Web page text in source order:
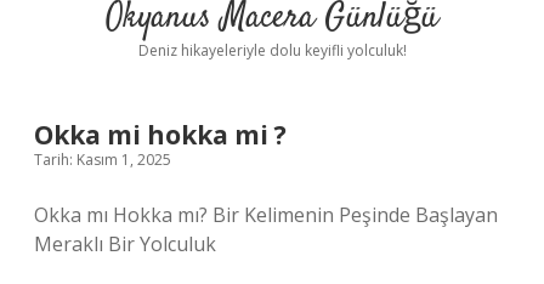
Yasal Uyarı
Okyanus Macera Günlüğü
Deniz hikayeleriyle dolu keyifli yolculuk!
Okka mi hokka mi ?
Tarih: Kasım 1, 2025
Okka mı Hokka mı? Bir Kelimenin Peşinde Başlayan
Meraklı Bir Yolculuk